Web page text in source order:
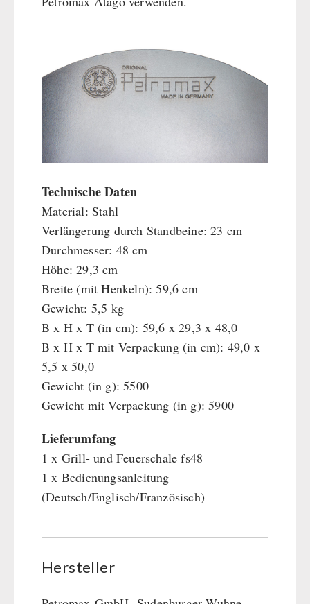
Technische Daten
Material: Stahl
Verlängerung durch Standbeine: 23 cm
Durchmesser: 48 cm
Höhe: 29,3 cm
Breite (mit Henkeln): 59,6 cm
Gewicht: 5,5 kg
B x H x T (in cm): 59,6 x 29,3 x 48,0
B x H x T mit Verpackung (in cm): 49,0 x
5,5 x 50,0
Gewicht (in g): 5500
Gewicht mit Verpackung (in g): 5900
Lieferumfang
1 x Grill- und Feuerschale fs48
1 x Bedienungsanleitung
(Deutsch/Englisch/Französisch)
Hersteller